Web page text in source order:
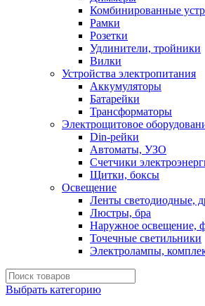
Комбинированные
Рамки
Розетки
Удлинители, тройники
Вилки
Устройства электропитания
Аккумуляторы
Батарейки
Трансформаторы
Электрощитовое
Din-рейки
Автоматы, УЗО
Счетчики
Щитки, боксы
Освещение
Ленты светодиодные,
Люстры, бра
Наружное освещение,
Точечные светильники
Электролампы,
Выбрать категорию